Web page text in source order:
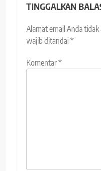
TINGGALKAN
Alamat email Anda
wajib ditandai*
Komentar*